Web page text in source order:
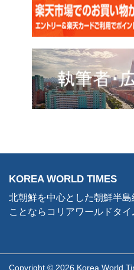
KOREA WORLD TIMES
北朝鮮を中心とした朝鮮半
ことならコリアワールドタイ
Copyright © 2026 Korea World